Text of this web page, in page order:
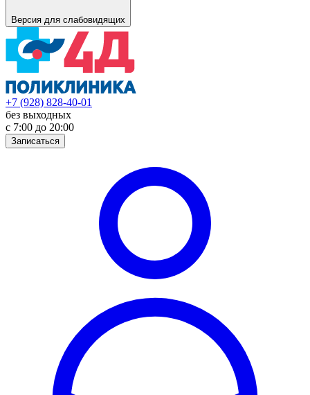
Версия для слабовидящих
+7 (928) 828-40-01
без выходных
с 7:00 до 20:00
Записаться